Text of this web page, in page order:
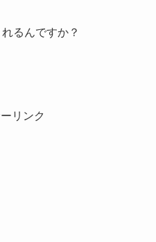
るんですか？
リンク